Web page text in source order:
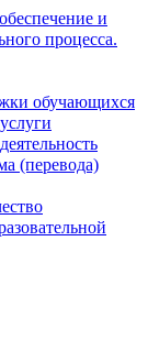
и
процесса.
обучающихся
(перевода)